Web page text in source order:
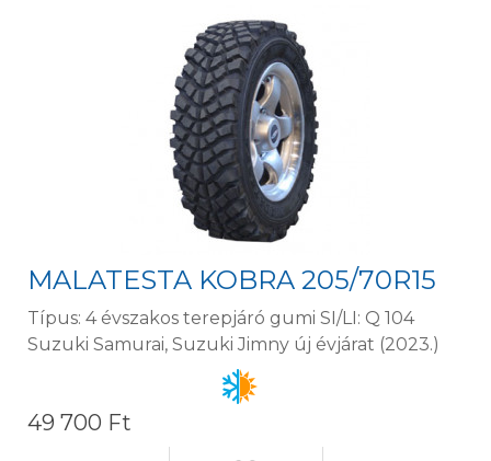
MALATESTA KOBRA 205/70R15
Típus: 4 évszakos terepjáró gumi SI/LI: Q 104
Suzuki Samurai, Suzuki Jimny új évjárat (2023.)
49 700 Ft